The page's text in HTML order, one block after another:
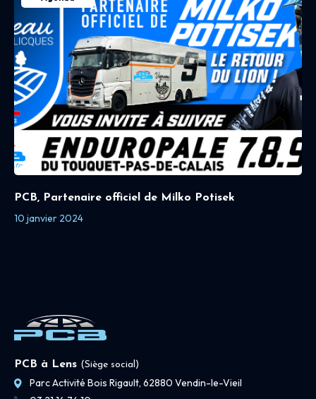
PCB, Partenaire officiel de Milko Potisek
10 janvier 2024
PCB à Lens (Siège social)
Parc Activité Bois Rigault, 62880 Vendin-le-Vieil